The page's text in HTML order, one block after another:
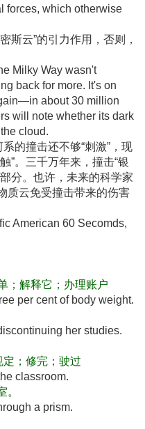
forces, which otherwise
斯云”的引力作用，否则，
Milky Way wasn't
back for more. It's on
about 30 million
will note whether its dark
cloud.
的撞击还不够“刺激”，现
”。三千万年来，撞击“银
分。也许，未来的科学家
质云免受撞击带来的伤害
American 60 Secomds,
；解释它；办理账户
per cent of body weight.
her studies.
；修完；驶过
classroom.
。
a prism.